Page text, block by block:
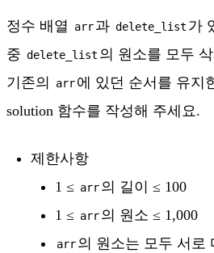
정수 배열 arr과 delete_list 가
중 delete_list 의 원소를 모두
기존의
arr에 있던 순서를 유지
solution 함수를 작성해 주세요.
제한사항
1 ≤ arr의 길이 ≤ 100
1 ≤ arr의 원소 ≤ 1,000
arr의 원소는 모두 서로